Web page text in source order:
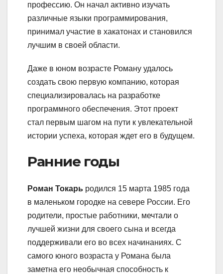
профессию. Он начал активно изучать
различные языки программирования,
принимал участие в хакатонах и становился
лучшим в своей области.
Даже в юном возрасте Роману удалось
создать свою первую компанию, которая
специализировалась на разработке
программного обеспечения. Этот проект
стал первым шагом на пути к увлекательной
истории успеха, которая ждет его в будущем.
Ранние годы
Роман Токарь родился 15 марта 1985 года
в маленьком городке на севере России. Его
родители, простые работники, мечтали о
лучшей жизни для своего сына и всегда
поддерживали его во всех начинаниях. С
самого юного возраста у Романа была
заметна его необычная способность к